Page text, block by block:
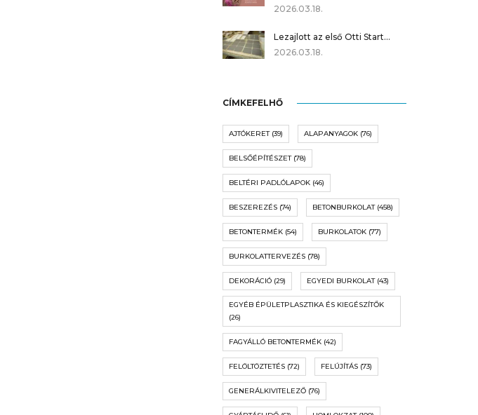
2026.03.18.
Lezajlott az első Otti Start…
2026.03.18.
CÍMKEFELHŐ
AJTÓKERET(39) ALAPANYAGOK(76)
BELSŐÉPÍTÉSZET(78)
BELTÉRI PADLÓLAPOK(46)
BESZEREZÉS(74) BETONBURKOLAT(458)
BETONTERMÉK(54) BURKOLATOK(77)
BURKOLATTERVEZÉS(78)
DEKORÁCIÓ(29) EGYEDI BURKOLAT(43)
EGYÉB ÉPÜLETPLASZTIKA ÉS KIEGÉSZÍTŐK
(26)
FAGYÁLLÓ BETONTERMÉK(42)
FELÖLTÖZTETÉS(72) FELÚJÍTÁS(73)
GENERÁLKIVITELEZŐ(76)